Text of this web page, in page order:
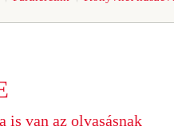
is van az olvasásnak